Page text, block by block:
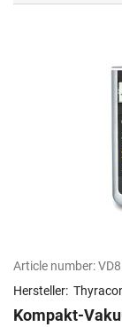
Article number:
Hersteller:
Kompakt-